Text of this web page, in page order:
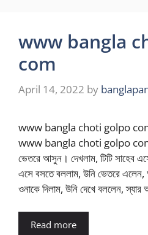
www bangla
com
April 14, 2022 by
www bangla choti golpo com
www bangla choti golpo com
ভেতরে আসুন। দেখলাম, টিটি সাহেব
এসে বসতে বললাম, উনি ভেতরে এলেন,
ওনাকে দিলাম, উনি দেখে বললেন,
Read more